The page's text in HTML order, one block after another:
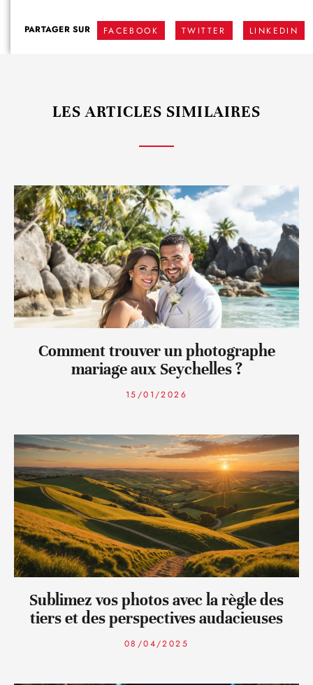
PARTAGER SUR FACEBOOK TWITTER LINKEDIN
LES ARTICLES SIMILAIRES
Comment trouver un photographe
mariage aux Seychelles ?
15/01/2026
Sublimez vos photos avec la règle des
tiers et des perspectives audacieuses
08/04/2025